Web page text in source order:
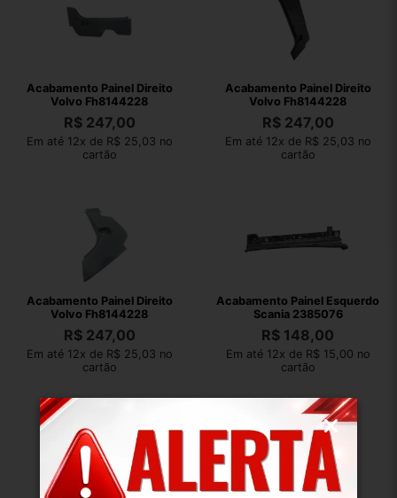
Acabamento Painel Direito
Volvo Fh8144228
R$247,00
Em até 12x de R$ 25,03 no
cartão
Acabamento Painel Direito
Volvo Fh8144228
R$247,00
Em até 12x de R$ 25,03 no
cartão
Acabamento Painel Direito
Volvo Fh8144228
R$247,00
Em até 12x de R$ 25,03 no
cartão
Acabamento Painel Esquerdo
Scania 2385076
R$ 148,00
Em até 12x de R$ 15,00 no
cartão